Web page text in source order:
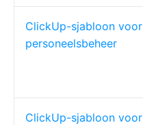
ClickUp-sjabloon voor
personeelsbeheer
ClickUp-sjabloon voor